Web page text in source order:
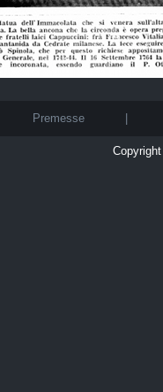
Premesse